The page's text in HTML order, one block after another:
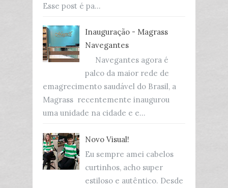
Esse post é pa...
Inauguração - Magrass
Navegantes
Navegantes agora é
palco da maior rede de
emagrecimento saudável do Brasil, a
Magrass recentemente inaugurou
uma unidade na cidade e e...
Novo Visual!
Eu sempre amei cabelos
curtinhos, acho super
estiloso e autêntico. Desde